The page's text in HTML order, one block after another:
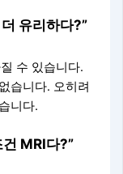
유리하다?”
수 있습니다.
습니다. 오히려
니다.
건 MRI다?”